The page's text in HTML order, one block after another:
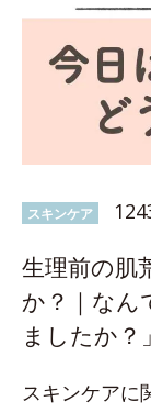
スキンケア
生理前の肌
か？｜なん
ましたか？
スキンケアに